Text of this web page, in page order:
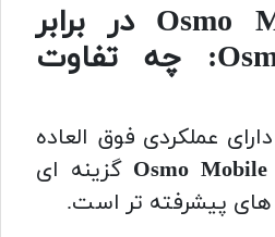
Osmo Mobile 7 Pro در برابر
Osmo Mobile 7: چه تفاوت
عملکردی فوق العاده
Osmo گزینه ای
های پیشرفته تر است.